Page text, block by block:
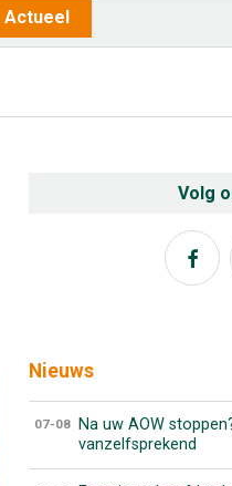
Actueel
Volg
Nieuws
07-08
Na uw AOW
vanzelfsprekend